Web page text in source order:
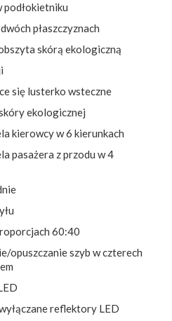
podłokietniku
płaszczyznach
skórą ekologiczną
się lusterko wsteczne
ekologicznej
kierowcy w 6 kierunkach
pasażera z przodu w 4
60:40
opuszczanie szyb w czterech
reflektory LED